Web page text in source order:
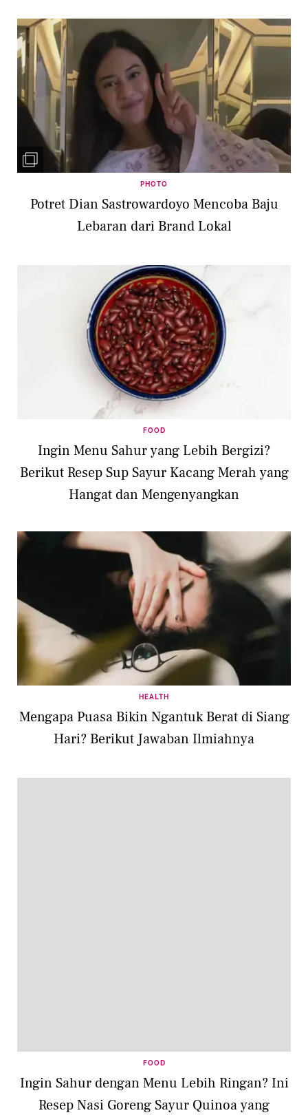
PHOTO
Potret Dian Sastrowardoyo Mencoba Baju
Lebaran dari Brand Lokal
FOOD
Ingin Menu Sahur yang Lebih Bergizi?
Berikut Resep Sup Sayur Kacang Merah yang
Hangat dan Mengenyangkan
HEALTH
Mengapa Puasa Bikin Ngantuk Berat di Siang
Hari? Berikut Jawaban Ilmiahnya
FOOD
Ingin Sahur dengan Menu Lebih Ringan? Ini
Resep Nasi Goreng Sayur Quinoa yang